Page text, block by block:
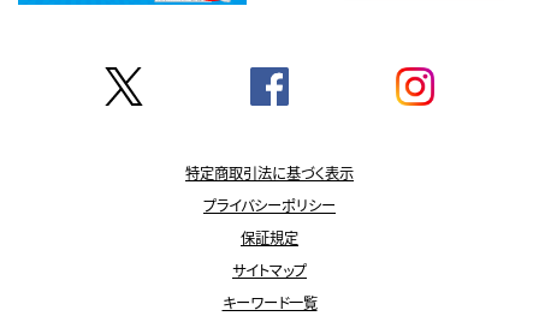
特定商取引法に基づく表示
プライバシーポリシー
保証規定
サイトマップ
キーワード一覧